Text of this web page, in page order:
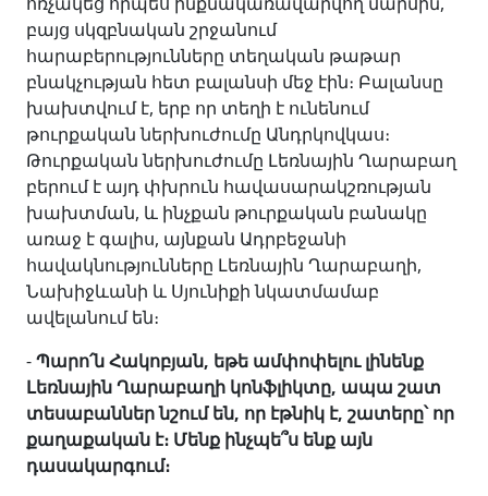
բայց սկզբնական շրջանում
հարաբերությունները տեղական թաթար
բնակչության հետ բալանսի մեջ էին։ Բալանսը
խախտվում է, երբ որ տեղի է ունենում
թուրքական ներխուժումը Անդրկովկաս։
Թուրքական ներխուժումը Լեռնային Ղարաբաղ
բերում է այդ փխրուն հավասարակշռության
խախտման, և ինչքան թուրքական բանակը
առաջ է գալիս, այնքան Ադրբեջանի
հավակնությունները Լեռնային Ղարաբաղի,
Նախիջևանի և Սյունիքի նկատմամաբ
ավելանում են։
-Պարո՛ն Հակոբյան, եթե ամփոփելու լինենք
Լեռնային Ղարաբաղի կոնֆլիկտը, ապա շատ
տեսաբաններ նշում են, որ էթնիկ է, շատերը՝ որ
քաղաքական է։ Մենք ինչպե՞ս ենք այն
դասակարգում։